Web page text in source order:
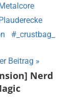
_crustbag_
Beitrag
Nerd